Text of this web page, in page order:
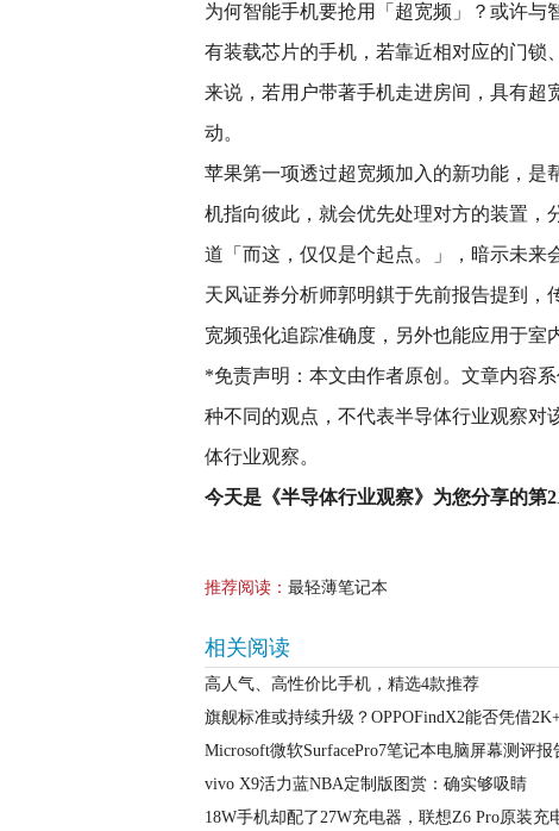
为何智能手机要抢用「超宽频」？或许与
有装载芯片的手机，若靠近相对应的门锁
来说，若用户带著手机走进房间，具有超
动。
苹果第一项透过超宽频加入的新功能，是
机指向彼此，就会优先处理对方的装置，
道「而这，仅仅是个起点。」，暗示未来
天风证券分析师郭明錤于先前报告提到，
宽频强化追踪准确度，另外也能应用于室
*免责声明：本文由作者原创。文章内容
种不同的观点，不代表半导体行业观察对
体行业观察。
今天是《半导体行业观察》为您分享的第2
推荐阅读： 最轻薄笔记本
相关阅读
高人气、高性价比手机，精选4款推荐
旗舰标准或持续升级？OPPOFindX2能否凭借
Microsoft微软SurfacePro7笔记本电脑屏幕测评报
vivo X9活力蓝NBA定制版图赏：确实够吸睛
18W手机却配了27W充电器，联想Z6 Pro原装充